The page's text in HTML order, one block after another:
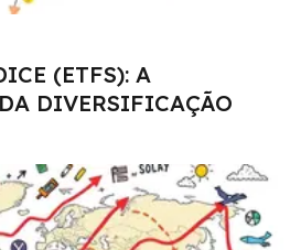
(ETFS): A
DIVERSIFICAÇÃO